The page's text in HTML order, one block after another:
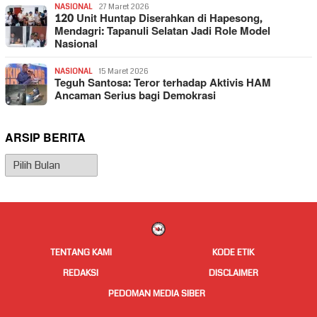
NASIONAL 27 Maret 2026
120 Unit Huntap Diserahkan di Hapesong,
Mendagri: Tapanuli Selatan Jadi Role Model
Nasional
NASIONAL 15 Maret 2026
Teguh Santosa: Teror terhadap Aktivis HAM
Ancaman Serius bagi Demokrasi
ARSIP BERITA
Arsip
Berita
TENTANG KAMI
KODE ETIK
REDAKSI
DISCLAIMER
PEDOMAN MEDIA SIBER